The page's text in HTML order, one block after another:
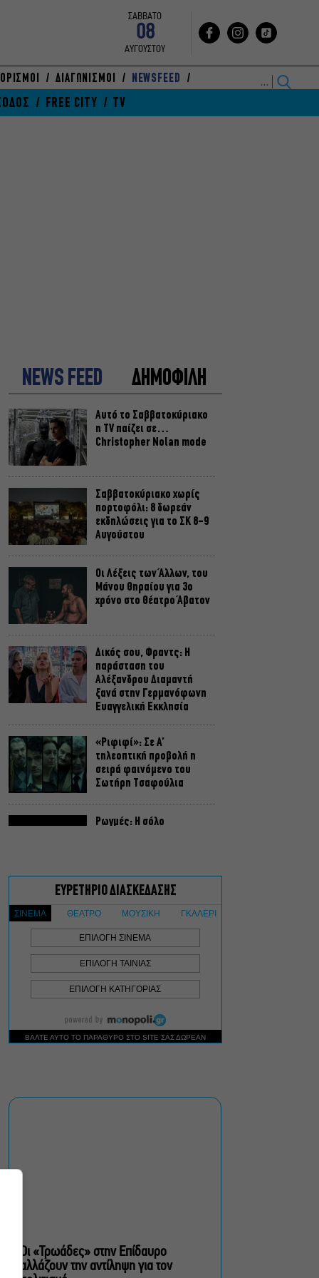
ΣΑΒΒΑΤΟ
08
ΑΥΓΟΥΣΤΟΥ
ΔΙΑΓΩΝΙΣΜΟΙ NEWSFEED
FREE CITY TV
NEWS FEED ΔΗΜΟΦΙΛΗ
Αυτό το Σαββατοκύριακο
η TV παίζει σε…
Christopher Nolan mode
Σαββατοκύριακο χωρίς
πορτοφόλι: 8 δωρεάν
εκδηλώσεις για το ΣΚ 8-9
Αυγούστου
Οι Λέξεις των Άλλων, του
Μάνου Θηραίου για 3ο
χρόνο στο Θέατρο Άβατον
Δικός σου, Φραντς: Η
παράσταση του
Αλέξανδρου Διαμαντή
ξανά στην Γερμανόφωνη
Ευαγγελική Εκκλησία
«Ριφιφί»: Σε Α’
τηλεοπτική προβολή η
σειρά φαινόμενο του
Σωτήρη Τσαφούλια
Ρωγμές: Η σόλο
Δημοτικό Θέατρο Πειραιά
Τόσο Όσο: Η stand-up
comedy των Φουντούλη-
Σπηλιόπουλου στην
Ταράτσα του Λαμπέτη
Μιρέλα Πάχου – Αδάμ
ντουέτα του ελληνικού
σινεμά στην Ταράτσα του
Λαμπέτη
Η συναυλιακή σεζόν
Οι «Τρωάδες» στην Επίδαυρο
αλλάζουν την αντίληψη για τον